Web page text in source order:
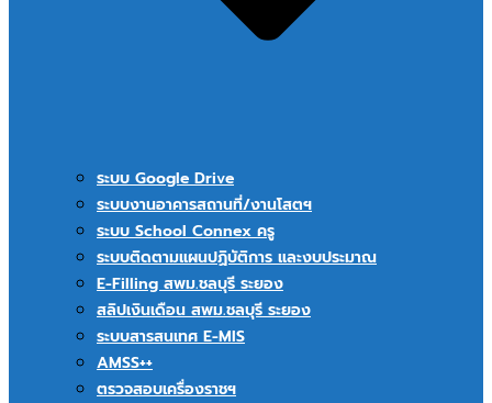
ระบบ Google Drive
ระบบงานอาคารสถานที่/งานโสตฯ
ระบบ School Connex ครู
ระบบติดตามแผนปฏิบัติการ และงบประมาณ
E-Filling สพม.ชลบุรี ระยอง
สลิปเงินเดือน สพม.ชลบุรี ระยอง
ระบบสารสนเทศ E-MIS
AMSS++
ตรวจสอบเครื่องราชฯ